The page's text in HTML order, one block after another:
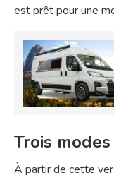
est prêt pour une
Trois
À partir de cette